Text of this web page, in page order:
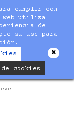
cumplir con
web utiliza
de
su uso para
cookies